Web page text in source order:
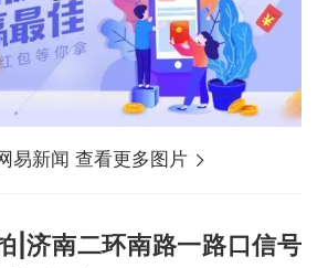
易新闻 查看更多图片
|济南二环南路一路口信号